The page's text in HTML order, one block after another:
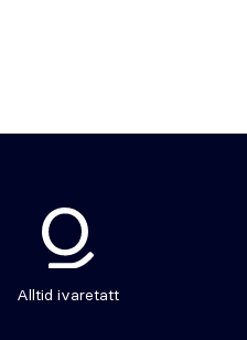
Alltid ivaretatt